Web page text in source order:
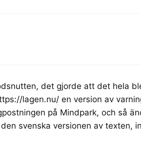
det gjorde att det hela
lagen.nu/ en version av
på Mindpark, och så
svenska versionen av texten,